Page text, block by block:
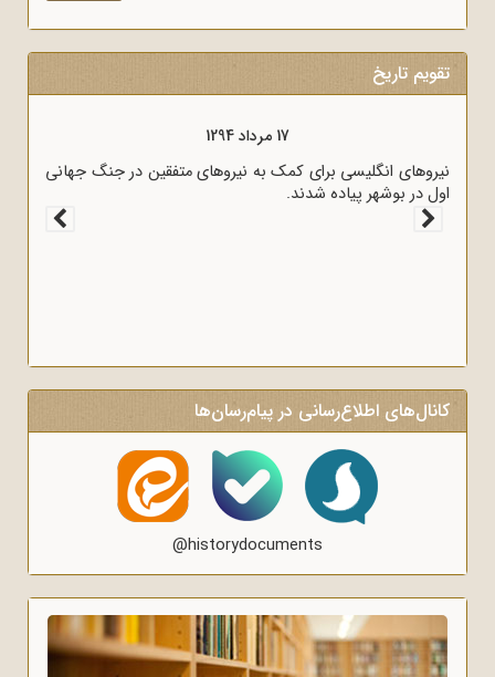
تقویم تاریخ
17 مرداد 1294
نیروهای انگلیسی برای کمک به نیروهای متفقین در جنگ جهانی
اول در بوشهر پیاده شدند.
به وسیله
کانال‌های اطلاع‌رسانی در پیام‌رسان‌ها
@historydocuments